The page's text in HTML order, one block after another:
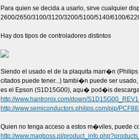
Para quien se decida a usarlo, sirve cualquier
2600/2650/3100/3120/3200/5100/5140/6100/
Hay dos tipos de controladores distintos
Siendo el usado el de la plaquita marr�n
citados puede tener...) tambi�n puede ser
es el Epson (S1D15G00), aqu� pod�is
http://www.hantronix.com/down/
http://www.semiconductors.philips.com/pip/
Quien no tenga acceso a estos m�viles, puede
http://www.magboss.pl/